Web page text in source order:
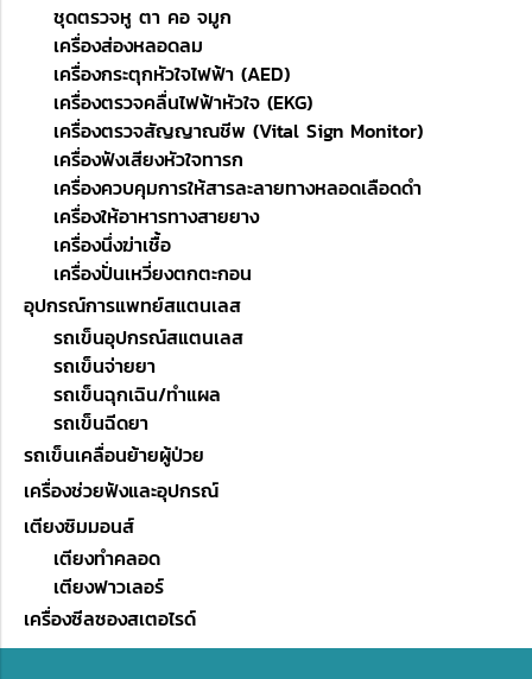
ชุดตรวจหู ตา คอ จมูก
เครื่องส่องหลอดลม
เครื่องกระตุกหัวใจไฟฟ้า (AED)
เครื่องตรวจคลื่นไฟฟ้าหัวใจ (EKG)
เครื่องตรวจสัญญาณชีพ (Vital Sign Monitor)
เครื่องฟังเสียงหัวใจทารก
เครื่องควบคุมการให้สารละลายทางหลอดเลือดดำ
เครื่องให้อาหารทางสายยาง
เครื่องนึ่งฆ่าเชื้อ
เครื่องปั่นเหวี่ยงตกตะกอน
อุปกรณ์การแพทย์สแตนเลส
รถเข็นอุปกรณ์สแตนเลส
รถเข็นจ่ายยา
รถเข็นฉุกเฉิน/ทำแผล
รถเข็นฉีดยา
รถเข็นเคลื่อนย้ายผู้ป่วย
เครื่องช่วยฟังและอุปกรณ์
เตียงซิมมอนส์
เตียงทำคลอด
เตียงฟาวเลอร์
เครื่องซีลซองสเตอไรด์